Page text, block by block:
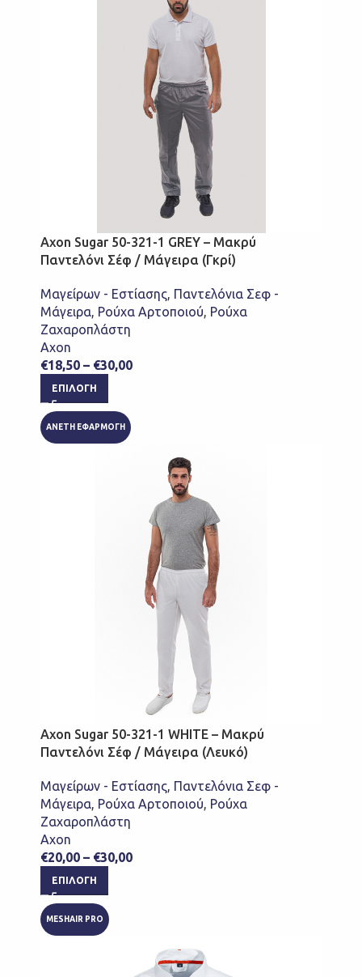
Axon Sugar 50-321-1 GREY – Μακρύ
Παντελόνι Σέφ / Μάγειρα (Γκρί)
Μαγείρων - Εστίασης, Παντελόνια Σεφ -
Μάγειρα, Ρούχα Αρτοποιού, Ρούχα
Ζαχαροπλάστη
Axon
€18,50 – €30,00
ΕΠΙΛΟΓΉ
ΑΝΕΤΗ ΕΦΑΡΜΟΓΗ
Axon Sugar 50-321-1 WHITE – Μακρύ
Παντελόνι Σέφ / Μάγειρα (Λευκό)
Μαγείρων - Εστίασης, Παντελόνια Σεφ -
Μάγειρα, Ρούχα Αρτοποιού, Ρούχα
Ζαχαροπλάστη
Axon
€20,00 – €30,00
ΕΠΙΛΟΓΉ
MESHAIR PRO